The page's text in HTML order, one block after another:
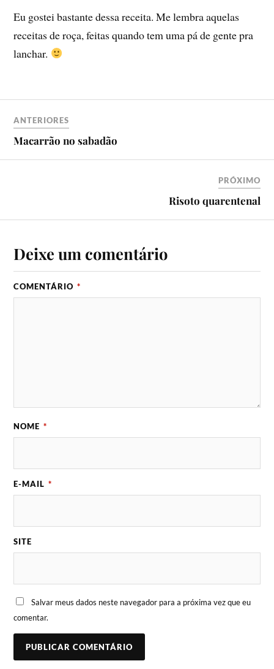
Eu gostei bastante dessa receita. Me lembra aquelas
receitas de roça, feitas quando tem uma pá de gente pra
lanchar.
ANTERIORES
Macarrão no sabadão
PRÓXIMO
Risoto quarentenal
Deixe um comentário
COMENTÁRIO *
NOME *
E-MAIL *
SITE
Salvar meus dados neste navegador para a próxima vez que eu
comentar.